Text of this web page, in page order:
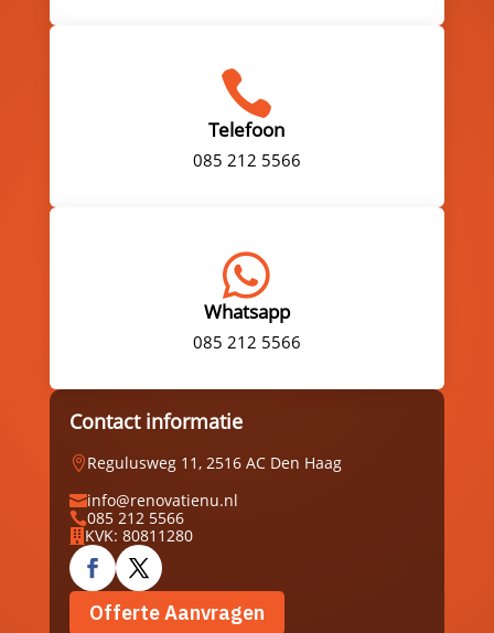

Telefoon
085 212 5566

Whatsapp
085 212 5566
Contact informatie
Regulusweg 11, 2516 AC Den Haag
info@renovatienu.nl
085 212 5566
 KVK: 80811280
Offerte Aanvragen